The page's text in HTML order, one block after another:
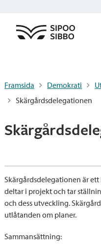
Framsida Demokrati
Skärgårdsdelegationen
Skärgårdsdelegationen är
deltar i projekt och tar
och dess utveckling.
utlåtanden om planer.
Sammansättning: